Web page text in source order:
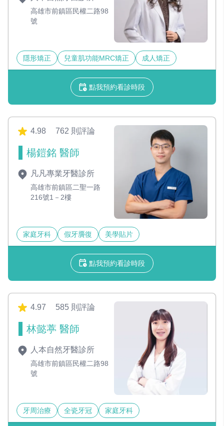
高雄市前鎮區民權二路98
號
隱形矯正 兒童肌功能MRC矯正 成人矯正
點我預約看診時段
4.98 762 則評論
楊鎧銘 醫師
凡凡專業牙醫診所
高雄市前鎮區二聖一路
216號1－2樓
家庭牙科 假牙贗復 美學貼片
點我預約看診時段
4.97 585 則評論
林懿葶 醫師
人本自然牙醫診所
高雄市前鎮區民權二路98
號
牙周治療 全瓷牙冠 家庭牙科